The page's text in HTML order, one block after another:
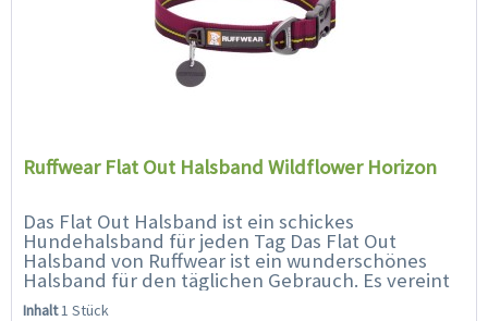
Ruffwear Flat Out Halsband Wildflower Horizon
Das Flat Out Halsband ist ein schickes
Hundehalsband für jeden Tag Das Flat Out
Halsband von Ruffwear ist ein wunderschönes
Halsband für den täglichen Gebrauch. Es vereint
lebendige Farben und Muster mit der...
Inhalt1 Stück